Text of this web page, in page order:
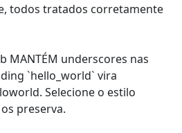
todos tratados corretamente
MANTÉM underscores nas
`hello_world` vira
Selecione o estilo
preserva.